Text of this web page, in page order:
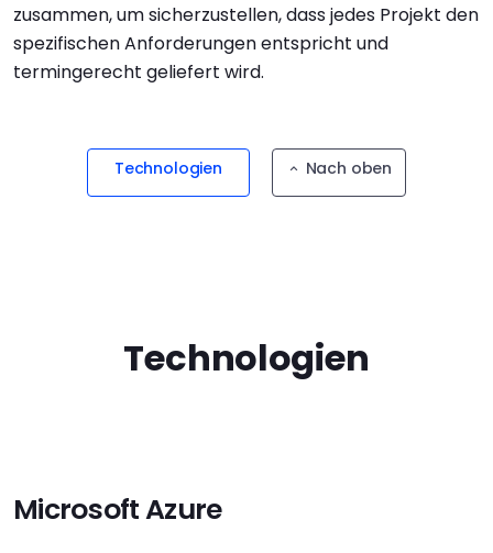
zusammen, um sicherzustellen, dass jedes Projekt den
spezifischen Anforderungen entspricht und
termingerecht geliefert wird.
Technologien Nach oben
Technologien
Microsoft Azure